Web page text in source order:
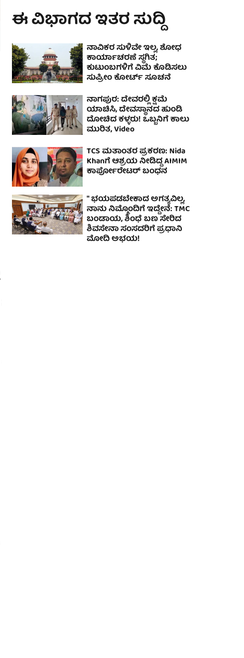
ಈ ವಿಭಾಗದ ಇತರ ಸುದ್ದಿ
ನಾವಿಕರ ಸುಳಿವೇ ಇಲ್ಲ, ಶೋಧ
ಕಾರ್ಯಾಚರಣೆ ಸ್ಥಗಿತ;
ಕುಟುಂಬಗಳಿಗೆ ವಿಮೆ ಕೊಡಿಸಲು
ಸುಪ್ರೀಂ ಕೋರ್ಟ್ ಸೂಚನೆ
ನಾಗಪುರ: ದೇವರಲ್ಲಿ ಕ್ಷಮೆ
ಯಾಚಿಸಿ, ದೇವಸ್ಥಾನದ ಹುಂಡಿ
ದೋಚಿದ ಕಳ್ಳರು! ಒಬ್ಬನಿಗೆ ಕಾಲು
ಮುರಿತ, Video
TCS ಮತಾಂತರ ಪ್ರಕರಣ: Nida
Khanಗೆ ಆಶ್ರಯ ನೀಡಿದ್ದ AIMIM
ಕಾರ್ಪೋರೇಟರ್ ಬಂಧನ
" ಭಯಪಡಬೇಕಾದ ಅಗತ್ಯವಿಲ್ಲ,
ನಾನು ನಿಮ್ಮೊಂದಿಗೆ ಇದ್ದೇನೆ: TMC
ಬಂಡಾಯ, ಶಿಂಧೆ ಬಣ ಸೇರಿದ
ಶಿವಸೇನಾ ಸಂಸದರಿಗೆ ಪ್ರಧಾನಿ
ಮೋದಿ ಅಭಯ!